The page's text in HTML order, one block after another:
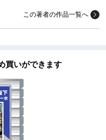
この著者の作品一覧へ
買いができます